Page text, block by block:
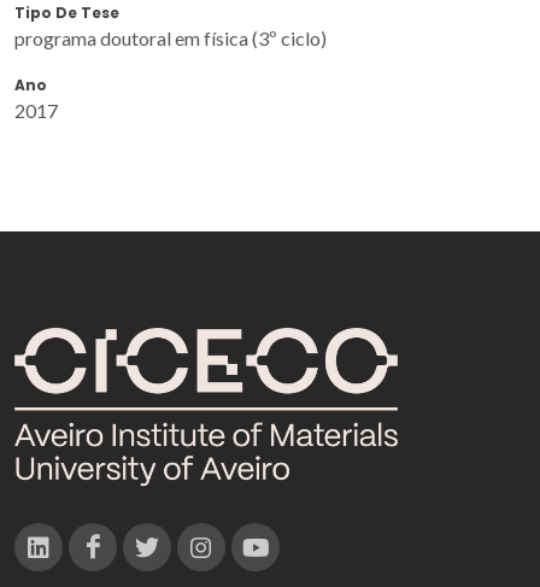
Tipo De Tese
programa doutoral em física (3º ciclo)
Ano
2017